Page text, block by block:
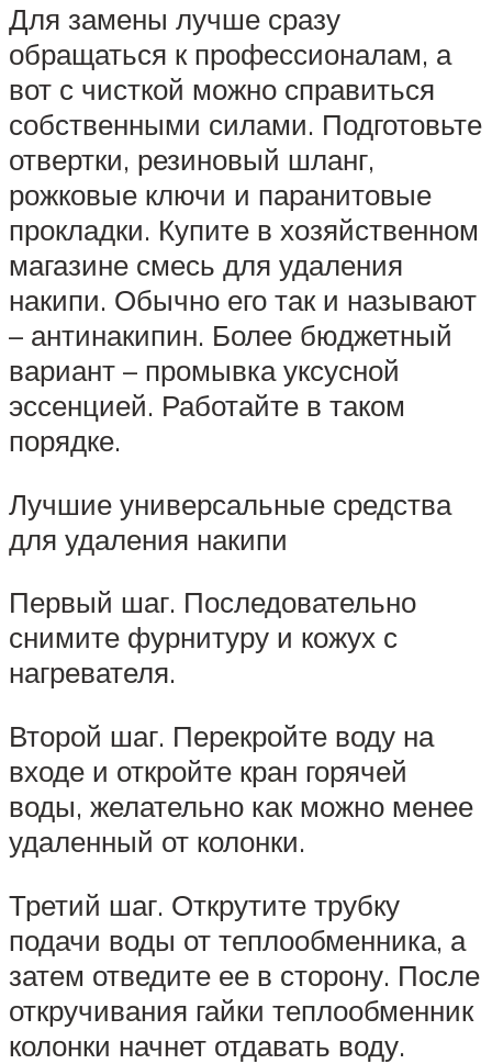
Для замены лучше сразу
обращаться к профессионалам, а
вот с чисткой можно справиться
собственными силами. Подготовьте
отвертки, резиновый шланг,
рожковые ключи и паранитовые
прокладки. Купите в хозяйственном
магазине смесь для удаления
накипи. Обычно его так и называют
– антинакипин. Более бюджетный
вариант – промывка уксусной
эссенцией. Работайте в таком
порядке.
Лучшие универсальные средства
для удаления накипи
Первый шаг. Последовательно
снимите фурнитуру и кожух с
нагревателя.
Второй шаг. Перекройте воду на
входе и откройте кран горячей
воды, желательно как можно менее
удаленный от колонки.
Третий шаг. Открутите трубку
подачи воды от теплообменника, а
затем отведите ее в сторону. После
откручивания гайки теплообменник
колонки начнет отдавать воду.